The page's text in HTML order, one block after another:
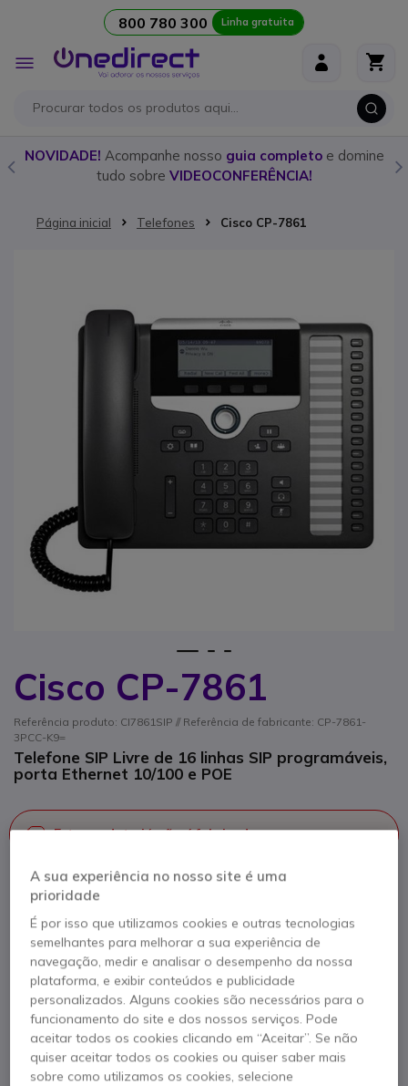
800 780 300 Linha gratuita
Alternar
Nav
NOVIDADE! Acompanhe nosso guia completoe domine
tudo sobre VIDEOCONFERÊNCIA!
Página inicial Telefones Cisco CP-7861
Cisco CP-7861
Referência produto: CI7861SIP // Referência de fabricante: CP-7861-
3PCC-K9=
Telefone SIP Livre de 16 linhas SIP programáveis,
porta Ethernet 10/100 e POE
Este produto já não é fabricado
Para melhor satisfazer as suas necessidades, apresentamos
Ver produtos similares
Contacte os nossos peritos -Linha gratuita
800 780 300
F.A.Q Live Chat
Saltar para o início da Galeria de imagens
A sua experiência no nosso site é uma
prioridade
É por isso que utilizamos cookies e outras tecnologias
semelhantes para melhorar a sua experiência de
navegação, medir e analisar o desempenho da nossa
plataforma, e exibir conteúdos e publicidade
personalizados. Alguns cookies são necessários para o
funcionamento do site e dos nossos serviços. Pode
aceitar todos os cookies clicando em “Aceitar”. Se não
quiser aceitar todos os cookies ou quiser saber mais
sobre como utilizamos os cookies, selecione